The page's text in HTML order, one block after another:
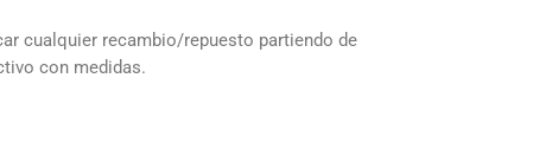
cualquier recambio/repuesto partiendo de
con medidas.